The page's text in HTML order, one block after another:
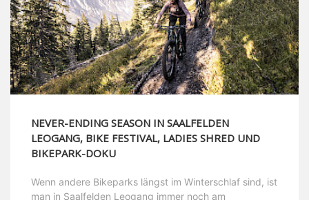
NEVER-ENDING SEASON IN SAALFELDEN
LEOGANG, BIKE FESTIVAL, LADIES SHRED UND
BIKEPARK-DOKU
Wenn andere Bikeparks längst im Winterschlaf sind, ist
man in Saalfelden Leogang immer noch am